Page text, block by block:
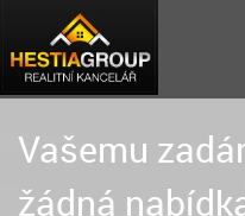
Vašemu
žádná